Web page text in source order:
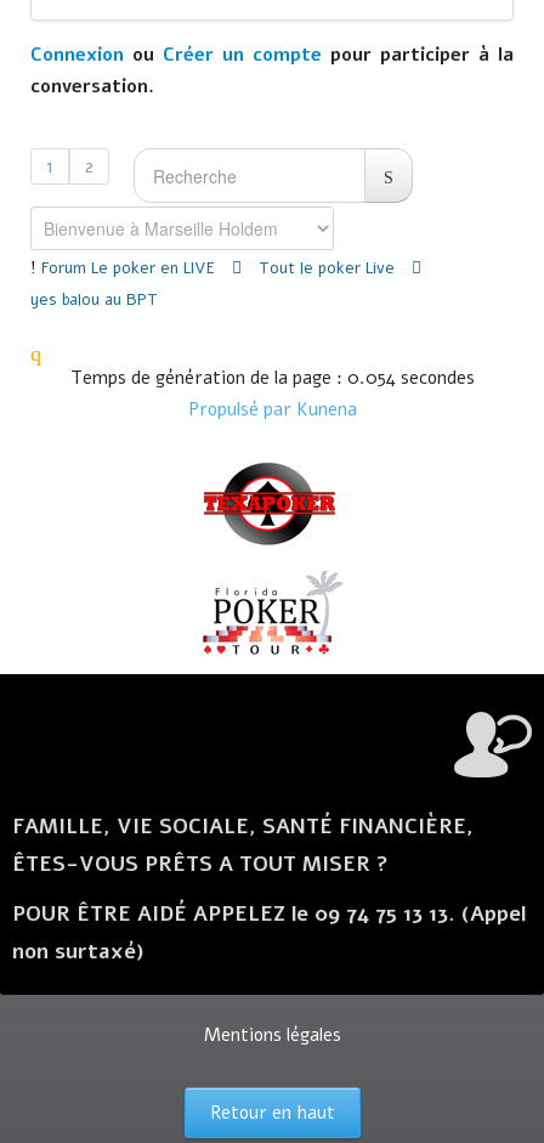
Connexion ou Créer un compte pour participer à la
conversation.
1 2
Forum Le poker en LIVE
Tout le poker Live
yes balou au BPT
Temps de génération de la page : 0.054 secondes
Propulsé par Kunena
FAMILLE, VIE SOCIALE, SANTÉ FINANCIÈRE,
ÊTES-VOUS PRÊTS A TOUT MISER ?
POUR ÊTRE AIDÉ APPELEZ le 09 74 75 13 13. (Appel
non surtaxé)
Mentions légales
Retour en haut